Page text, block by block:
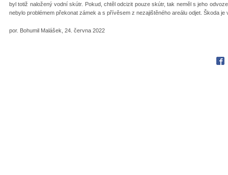
byl totiž naložený vodní skútr. Pokud, chtěl odcizit pouze skútr, tak neměl s jeho
nebylo problémem překonat zámek a s přívěsem z nezajištěného areálu odjet. Škoda
por. Bohumil Malášek, 24. června 2022